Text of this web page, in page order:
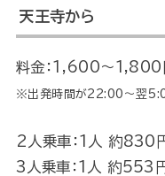
天王寺から
料金：1,600～1,800
※出発時間が22:00～翌
2人乗車：1人 約830
3人乗車：1人 約553